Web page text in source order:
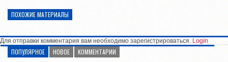
ПОХОЖИЕ МАТЕРИАЛЫ
Для отправки комментария вам необходимо зарегистрироваться. Login
ПОПУЛЯРНОЕ НОВОЕ КОММЕНТАРИИ